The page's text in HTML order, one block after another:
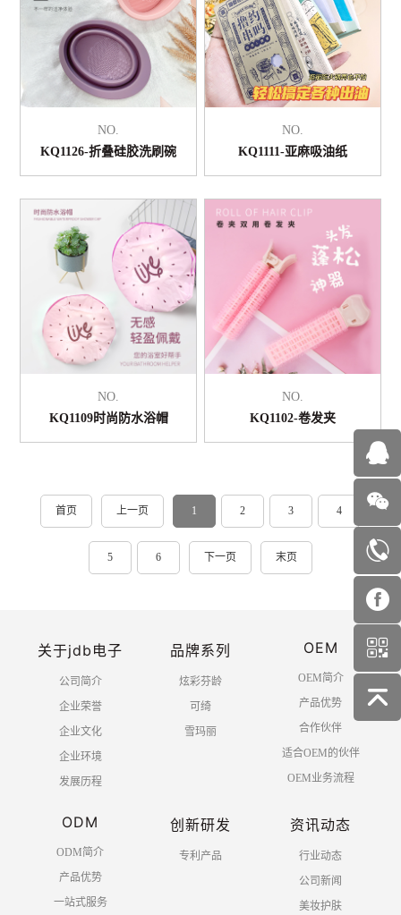
NO.
KQ1126-折叠硅胶洗刷碗
NO.
KQ1111-亚麻吸油纸
NO.
KQ1109时尚防水浴帽
NO.
KQ1102-卷发夹
首页 上一页 1 2 3 4
5 6 下一页 末页
关于jdb电子
公司简介
企业荣誉
企业文化
企业环境
发展历程
品牌系列
炫彩芬龄
可绮
雪玛丽
OEM
OEM简介
产品优势
合作伙伴
适合OEM的伙伴
OEM业务流程
ODM
ODM简介
产品优势
一站式服务
创新研发
专利产品
资讯动态
行业动态
公司新闻
美妆护肤